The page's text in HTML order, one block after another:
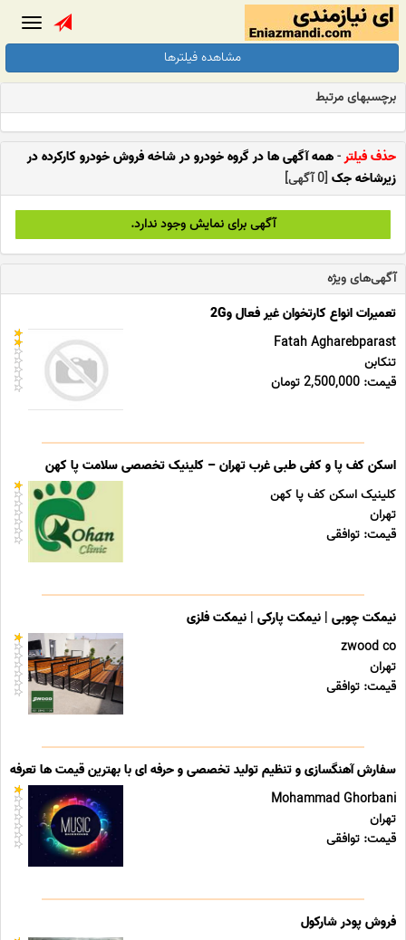
مشاهده فیلترها
برچسبهای مرتبط
حذف فیلتر-همه آگهی ها در گروه خودرو در شاخه فروش خودرو کارکرده در
زیرشاخه جک [0 آگهی]
آگهی برای نمایش وجود ندارد.
آگهی‌های ویژه
تعمیرات انواع کارتخوان غیر فعال و2G
Fatah Agharebparast
تنکابن
قیمت: 2,500,000 تومان
اسکن کف پا و کفی طبی غرب تهران – کلینیک تخصصی سلامت پا کهن
کلینیک اسکن کف پا کهن
تهران
قیمت: توافقی
نیمکت چوبی | نیمکت پارکی | نیمکت فلزی
zwood co
تهران
قیمت: توافقی
سفارش آهنگسازی و تنظیم تولید تخصصی و حرفه ای با بهترین قیمت ها تعرفه
Mohammad Ghorbani
تهران
قیمت: توافقی
فروش پودر شارکول